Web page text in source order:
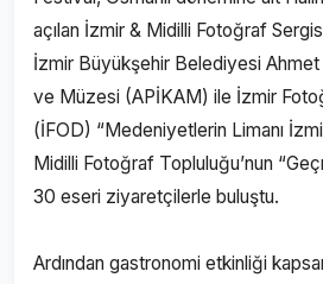
açılan İzmir & Midilli Fotoğraf
İzmir Büyükşehir Belediyesi
ve Müzesi (APİKAM) ile İzmir
(İFOD) “Medeniyetlerin Limanı
Midilli Fotoğraf Topluluğu’nun
30 eseri ziyaretçilerle buluştu.
Ardından gastronomi etkinliği